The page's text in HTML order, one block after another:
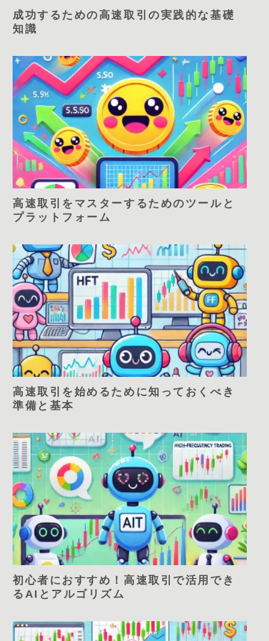
成功するための高速取引の実践的な基礎
知識
高速取引をマスターするためのツールと
プラットフォーム
高速取引を始めるために知っておくべき
準備と基本
初心者におすすめ！高速取引で活用でき
るAIとアルゴリズム